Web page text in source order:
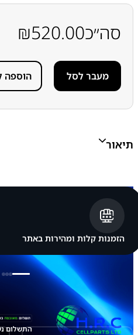
סה״כ ₪520.00
מעבר לסל הוספה
תיאור
הזמנות קלות ומהירות באתר
התשלום